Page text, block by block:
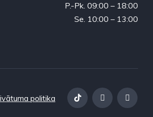
P.-Pk. 09:00 – 18:00
Se. 10:00 – 13:00
politika